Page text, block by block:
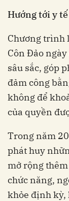
Hướng tới y
Chương trình
Côn Đảo
sâu sắc, góp
đảm công
không để
của quyền
Trong năm
phát huy
mở rộng
chức năng,
khỏe định kỳ,